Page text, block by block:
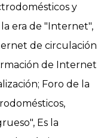
y
era de "Internet",
de circulación
de Internet
Foro de la
Es la